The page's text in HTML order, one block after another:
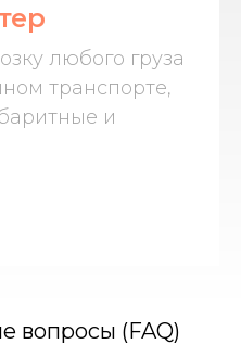
любого груза
транспорте,
и
вопросы (FAQ)